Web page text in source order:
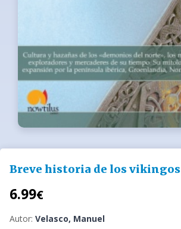
Breve historia de los vikingos
6.99€
Autor: Velasco, Manuel